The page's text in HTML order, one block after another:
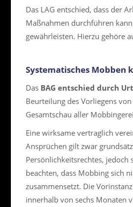
Das LAG entschied, dass der
Maßnahmen durchführen
gewährleisten. Hierzu gehöre
Systematisches Mobben
Das BAG entschied durch
Beurteilung des Vorliegens
Gesamtschau aller
Eine wirksame vertraglich
Ansprüchen gilt zwar
Persönlichkeitsrechtes,
beachten, dass Mobbing sich
zusammensetzt. Die
innerhalb von sechs Monaten